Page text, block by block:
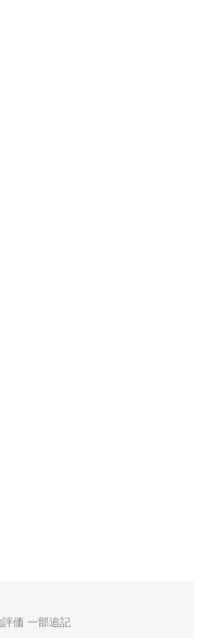
価 一部追記